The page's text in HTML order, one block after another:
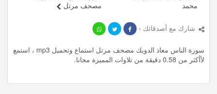
مصحف مرتل
محمد
شارك مع أصدقائك ›
سورة الناس معاذ الدويك مصحف مرتل استماع وتحميل mp3 ، استمع
لأأكثر من 0.58 دقيقة من تلاوات المميزة مجانا.